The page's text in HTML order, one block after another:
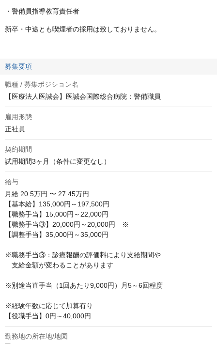
・警備員指導教育責任者
新卒・中途とも喫煙者の採用は致しておりません。
募集要項
職種 / 募集ポジション名
【医療法人医誠会】医誠会国際総合病院：警備職員
雇用形態
正社員
契約期間
試用期間3ヶ月（条件に変更なし）
給与
月給 20.5万円 〜 27.45万円
【基本給】135,000円～197,500円
【職務手当】15,000円～22,000円
【職務手当③】20,000円～20,000円　※
【調整手当】35,000円～35,000円
※職務手当③：診療報酬の評価料により支給期間や
支給金額が変わることがあります
※別途当直手当（1回あたり9,000円）月5～6回程度
※経験年数に応じて加算有り
【役職手当】0円～40,000円
勤務地の所在地/地図